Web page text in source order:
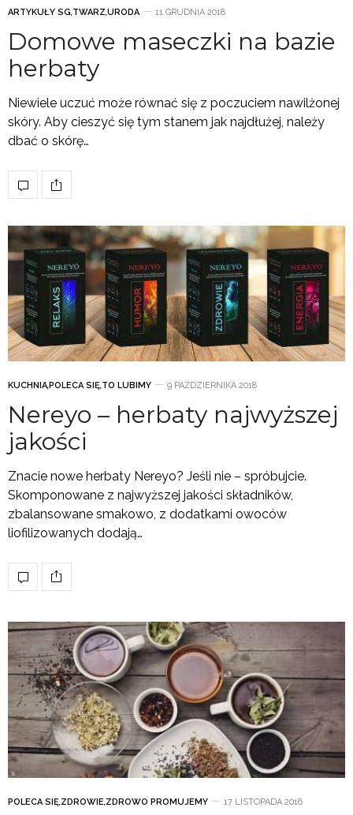
ARTYKUŁY SG,TWARZ,URODA 11 GRUDNIA 2018
Domowe maseczki na bazie
herbaty
Niewiele uczuć może równać się z poczuciem nawilżonej
skóry. Aby cieszyć się tym stanem jak najdłużej, należy
dbać o skórę…
KUCHNIA,POLECA SIĘ,TO LUBIMY 9 PAŹDZIERNIKA 2018
Nereyo – herbaty najwyższej
jakości
Znacie nowe herbaty Nereyo? Jeśli nie – spróbujcie.
Skomponowane z najwyższej jakości składników,
zbalansowane smakowo, z dodatkami owoców
liofilizowanych dodają…
POLECA SIĘ,ZDROWIE,ZDROWO PROMUJEMY 17 LISTOPADA 2016